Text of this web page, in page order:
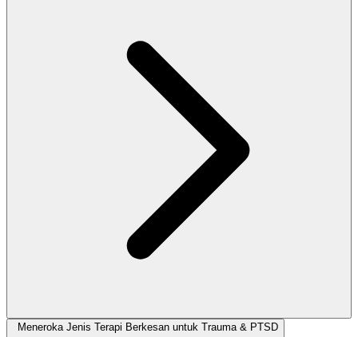
Meneroka Jenis Terapi Berkesan untuk Trauma & PTSD